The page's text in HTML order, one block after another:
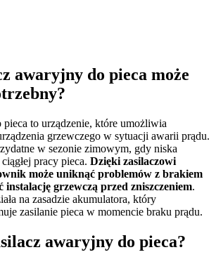
awaryjny do pieca może
to urządzenie, które umożliwia
grzewczego w sytuacji awarii prądu.
w sezonie zimowym, gdy niska
pracy pieca. Dzięki zasilaczowi
może uniknąć problemów z brakiem
instalację grzewczą przed zniszczeniem.
na zasadzie akumulatora, który
zasilanie pieca w momencie braku prądu.
awaryjny do pieca?